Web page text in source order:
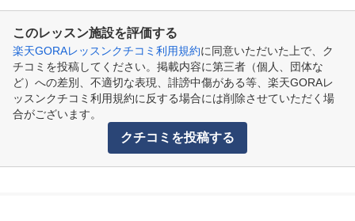
このレッスン施設を評価する
楽天GORAレッスンクチコミ利用規約に同意いただいた上で、ク
チコミを投稿してください。掲載内容に第三者（個人、団体な
ど）への差別、不適切な表現、誹謗中傷がある等、楽天GORAレ
ッスンクチコミ利用規約に反する場合には削除させていただく場
合がございます。
クチコミを投稿する